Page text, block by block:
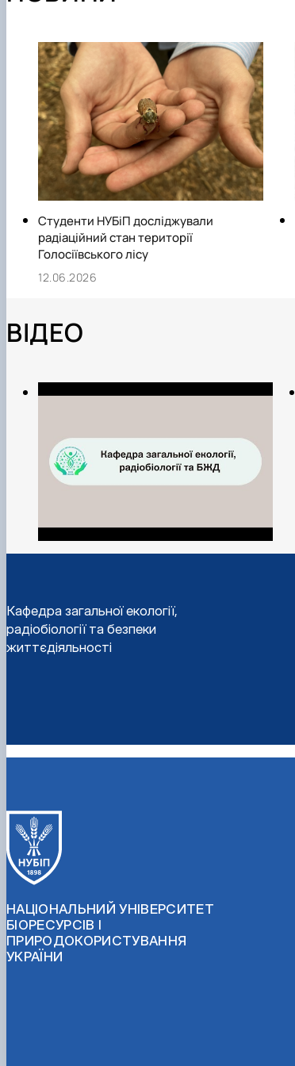
Студенти НУБіП досліджували
радіаційний стан території
Голосіївського лісу
12.06.2026
ВІДЕО
Кафедра загальної екології,
радіобіології та безпеки
життєдіяльності
НАЦІОНАЛЬНИЙ УНІВЕРСИТЕТ
БІОРЕСУРСІВ І
ПРИРОДОКОРИСТУВАННЯ
УКРАЇНИ